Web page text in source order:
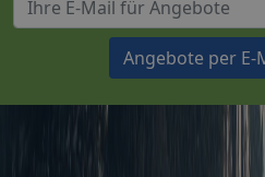
Angebote per E-